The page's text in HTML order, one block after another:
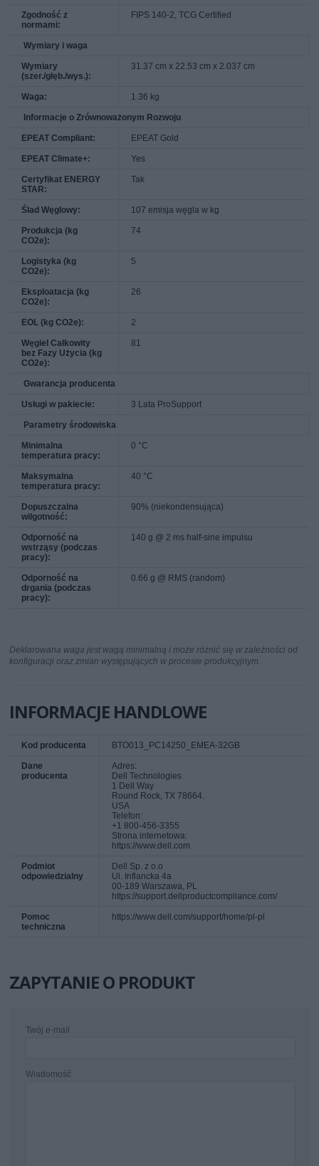
Zgodność z
normami:
FIPS 140-2, TCG Certified
Wymiary i waga
Wymiary
(szer./głęb./wys.):
31.37 cm x 22.53 cm x 2.037 cm
Waga: 1.36 kg
Informacje o Zrównoważonym Rozwoju
EPEAT Compliant: EPEAT Gold
EPEAT Climate+: Yes
Certyfikat ENERGY
STAR:
Tak
Ślad Węglowy: 107 emisja węgla w kg
Produkcja (kg
CO2e):
74
Logistyka (kg
CO2e):
5
Eksploatacja (kg
CO2e):
26
EOL (kg CO2e): 2
Węgiel Całkowity
bez Fazy Użycia (kg
CO2e):
81
Gwarancja producenta
Usługi w pakiecie: 3 Lata ProSupport
Parametry środowiska
Minimalna
temperatura pracy:
0 °C
Maksymalna
temperatura pracy:
40 °C
Dopuszczalna
wilgotność:
90% (niekondensująca)
Odporność na
wstrząsy (podczas
pracy):
140 g @ 2 ms half-sine impulsu
Odporność na
drgania (podczas
pracy):
0.66 g @ RMS (random)
Deklarowana waga jest wagą minimalną i może różnić się w zależności od
konfiguracji oraz zmian występujących w procesie produkcyjnym.
INFORMACJE HANDLOWE
Kod producenta BTO013_PC14250_EMEA-32GB
Dane
producenta
Adres:
Dell Technologies
1 Dell Way
Round Rock, TX 78664.
USA
Telefon:
+1 800-456-3355
Strona internetowa:
https://www.dell.com
Podmiot
odpowiedzialny
Dell Sp. z o.o
Ul. Inflancka 4a
00-189 Warszawa, PL
https://support.dellproductcompliance.com/
Pomoc
techniczna
https://www.dell.com/support/home/pl-pl
ZAPYTANIE O PRODUKT
Twój e-mail
Wiadomość